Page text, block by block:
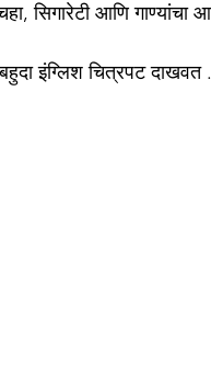
सिगारेटी आणि गाण्यांचा
इंग्लिश चित्रपट दाखवत .